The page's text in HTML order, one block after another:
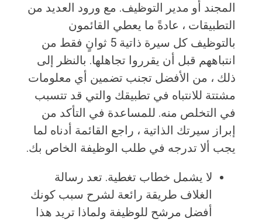
المجند أو مدير التوظيف. مع ورود العديد من
التطبيقات ، عادةً ما يعطي القائمون
بالتوظيف كل سيرة ذاتية 5 ثوانٍ فقط من
انتباههم قبل أن يقرروا تجاهلها. بالنظر إلى
ذلك ، من الأفضل تجنب تضمين أي معلومات
مشتتة للانتباه في تطبيقك والتي قد تتسبب
في التخلص منه. للمساعدة في التأكد من
إبراز سيرتك الذاتية ، راجع القائمة أدناه لما
يجب ألا تدرجه في طلب الوظيفة الخاص بك.
لا يشمل خطاب تغطية. تعد رسالة
الغلاف طريقة رائعة لشرح سبب كونك
أفضل مرشح للوظيفة ولماذا تريد هذا